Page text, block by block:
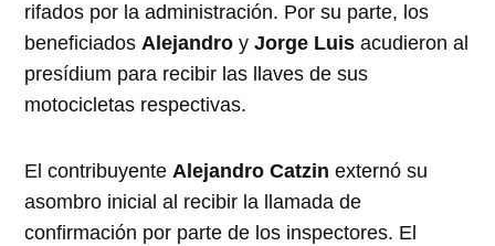
rifados por la administración. Por su parte, los
beneficiadosAlejandro yJorge Luis acudieron al
presídium para recibir las llaves de sus
motocicletas respectivas.
El contribuyenteAlejandro Catzin externó su
asombro inicial al recibir la llamada de
confirmación por parte de los inspectores. El